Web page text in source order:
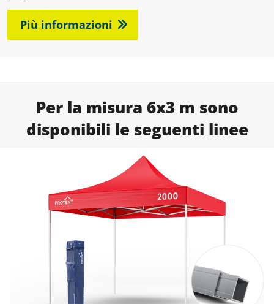
Più informazioni
Per la misura 6x3 m sono
disponibili le seguenti linee